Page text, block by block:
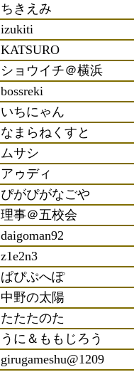
ちきえみ
izukiti
KATSURO
ショウイチ＠横浜
bossreki
いちにゃん
なまらねくすと
ムサシ
アゥディ
ぴがぴがなごや
理事＠五校会
daigoman92
z1e2n3
ぱぴぷへぽ
中野の太陽
たたたのた
うに＆ももじろう
girugameshu@1209